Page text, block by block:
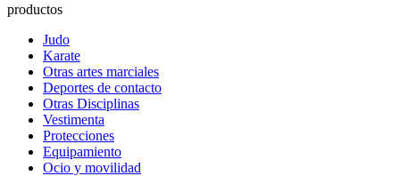
productos
Judo
Karate
Otras artes marciales
Deportes de contacto
Otras Disciplinas
Vestimenta
Protecciones
Equipamiento
Ocio y movilidad